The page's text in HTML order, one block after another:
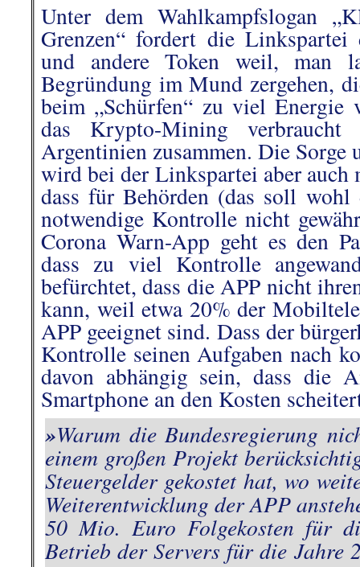
Unter dem Wahlkampfslogan „
Grenzen“fordert die Linkspartei
und andere Token weil, man
Begründung im Mund zergehen,
beim „Schürfen“ zu viel Energie
das Krypto-Mining
Argentinienzusammen. Die Sorge
wird bei der Linkspartei aber auch
dass für Behörden (das soll wohl
notwendige Kontrolle nicht
Corona Warn-App geht es den
dass zu viel Kontrolle
befürchtet, dass die APP nicht
kann, weil etwa 20% der
APP geeignet sind. Dass der
Kontrolle seinen Aufgaben nach
davon abhängig sein, dass die
Smartphone an den Kosten
»Warum die Bundesregierung
einem großen Projekt
Steuergelder gekostet hat, wo
Weiterentwicklung der APP
50 Mio. Euro Folgekosten für
Betrieb der Servers für die Jahre